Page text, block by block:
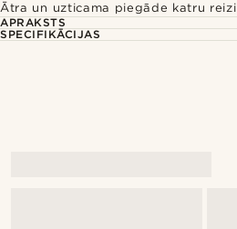
Ātra un uzticama piegāde katru reizi
APRAKSTS
SPECIFIKĀCIJAS